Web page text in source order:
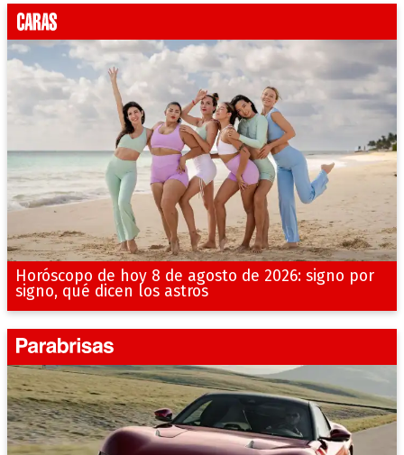
Horóscopo de hoy 8 de agosto de 2026: signo por
signo, qué dicen los astros